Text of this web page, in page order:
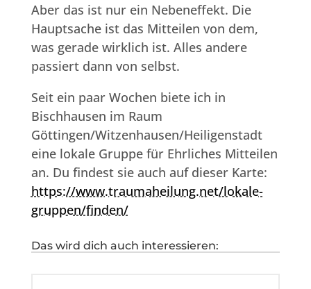
Aber das ist nur ein Nebeneffekt. Die
Hauptsache ist das Mitteilen von dem,
was gerade wirklich ist. Alles andere
passiert dann von selbst.
Seit ein paar Wochen biete ich in
Bischhausen im Raum
Göttingen/Witzenhausen/Heiligenstadt
eine lokale Gruppe für Ehrliches Mitteilen
an. Du findest sie auch auf dieser Karte:
https://www.traumaheilung.net/lokale-
gruppen/finden/
Das wird dich auch interessieren: